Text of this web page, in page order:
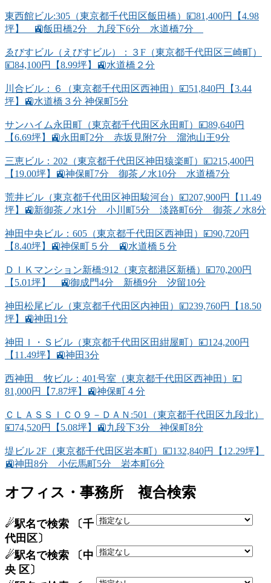
東西館ビル:305（東京都千代田区飯田橋）💴81,400円【4.98
坪】 🚉飯田橋2分 九段下6分 水道橋7分
ゑびすビル（えびすビル）：３F（東京都千代田区三崎町）
💴84,100円【8.99坪】🚉水道橋２分
川合ビル：６（東京都千代田区西神田）💴51,840円【3.44
坪】🚉水道橋３分 神保町5分
サンハイム永田町（東京都千代田区永田町）💴89,640円
【6.69坪】🚉永田町2分 赤坂見附7分 溜池山王9分
三恵ビル：202（東京都千代田区神田猿楽町）💴215,400円
【19.00坪】🚉神保町7分 御茶ノ水10分 水道橋7分
荒井ビル（東京都千代田区神田駿河台）💴207,900円【11.49
坪】🚉新御茶ノ水1分 小川町5分 淡路町6分 御茶ノ水8分
神田中央ビル：605（東京都千代田区西神田）💴90,720円
【8.40坪】🚉神保町５分 🚉水道橋５分
ＤＩＫマンション新橋:912（東京都港区新橋）💴70,200円
【5.01坪】 🚉御成門4分 新橋9分 汐留10分
神田松尾ビル（東京都千代田区内神田）💴239,760円【18.50
坪】🚉神田1分
神田Ｉ・Ｓビル（東京都千代田区田紺屋町）💴124,200円
【11.49坪】🚉神田3分
西神田 牧ビル：401号室（東京都千代田区西神田）💴
81,000円【7.87坪】🚉神保町４分
ＣＬＡＳＳＩＣＯ９－ＤＡＮ:501（東京都千代田区九段北）
💴74,520円【5.08坪】🚉九段下3分 神保町8分
堤ビル 2F（東京都千代田区岩本町）💴132,840円【12.29坪】
🚉神田8分 小伝馬町5分 岩本町6分
オフィス・事務所 複合検索
☄駅名で検索 〔千
代田区〕
☄駅名で検索 〔中
央 区〕